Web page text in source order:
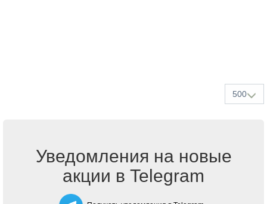
500
Уведомления на новые
акции в Telegram